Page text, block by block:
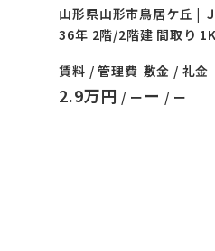
山形県山形市鳥居ケ丘 |
36年 2階/2階建 間取り
賃料 / 管理費
2.9万円 / ー
敷金 / 礼金
ー / ー